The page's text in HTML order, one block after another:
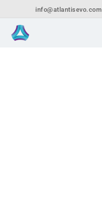
info@atlantisevo.com